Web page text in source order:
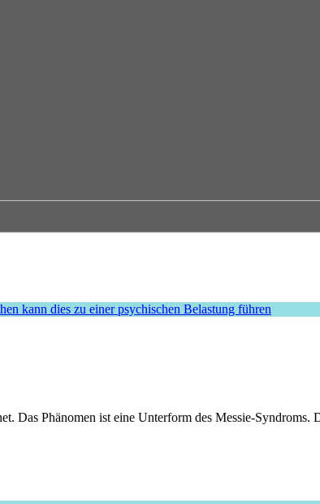
Phänomen ist eine Unterform des Messie-Syndroms.